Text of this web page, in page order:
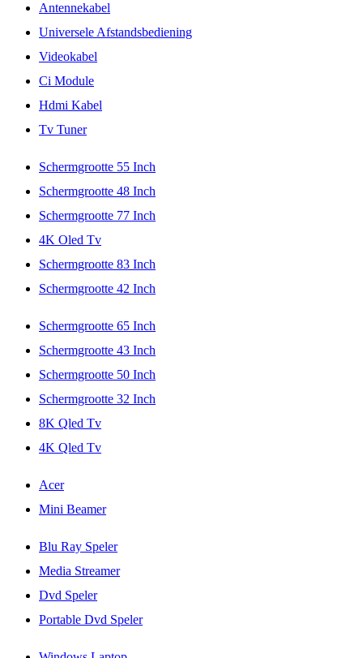
Antennekabel
Universele Afstandsbediening
Videokabel
Ci Module
Hdmi Kabel
Tv Tuner
Schermgrootte 55 Inch
Schermgrootte 48 Inch
Schermgrootte 77 Inch
4K Oled Tv
Schermgrootte 83 Inch
Schermgrootte 42 Inch
Schermgrootte 65 Inch
Schermgrootte 43 Inch
Schermgrootte 50 Inch
Schermgrootte 32 Inch
8K Qled Tv
4K Qled Tv
Acer
Mini Beamer
Blu Ray Speler
Media Streamer
Dvd Speler
Portable Dvd Speler